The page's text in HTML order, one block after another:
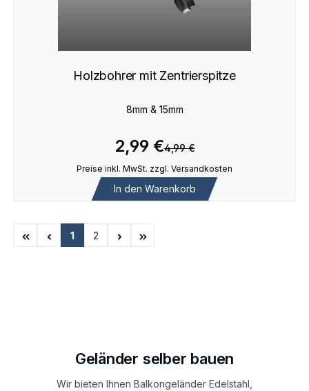
Holzbohrer mit Zentrierspitze
8mm & 15mm
2,99 €4,99 €
Preise inkl. MwSt. zzgl. Versandkosten
In den Warenkorb
Seite
1
Seite
2
Geländer selber bauen
Wir bieten Ihnen Balkongeländer Edelstahl,